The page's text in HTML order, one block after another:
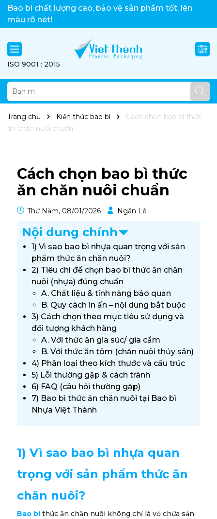
Việt Thành xin chào!
Bao bì chất lượng cao, bảo vệ sản phẩm tốt, lên
màu rõ nét!
ISO 9001 : 2015
Trang chủ Kiến thức bao bì
Cách chọn bao bì thức
ăn chăn nuôi chuẩn
Cách chọn bao bì thức
ăn chăn nuôi chuẩn
Thứ Năm, 08/01/2026 Ngân Lê
Nội dung chính
1) Vì sao bao bì nhựa quan trọng với sản
phẩm thức ăn chăn nuôi?
2) Tiêu chí để chọn bao bì thức ăn chăn
nuôi (nhựa) đúng chuẩn
A. Chất liệu & tính năng bảo quản
B. Quy cách in ấn – nội dung bắt buộc
3) Cách chọn theo mục tiêu sử dụng và
đối tượng khách hàng
A. Với thức ăn gia súc/ gia cầm
B. Với thức ăn tôm (chăn nuôi thủy sản)
4) Phân loại theo kích thước và cấu trúc
5) Lỗi thường gặp & cách tránh
6) FAQ (câu hỏi thường gặp)
7) Bao bì thức ăn chăn nuôi tại Bao bì
Nhựa Việt Thành
1) Vì sao bao bì nhựa quan
trọng với sản phẩm thức ăn
chăn nuôi?
Bao bì thức ăn chăn nuôi không chỉ là vỏ chứa sản